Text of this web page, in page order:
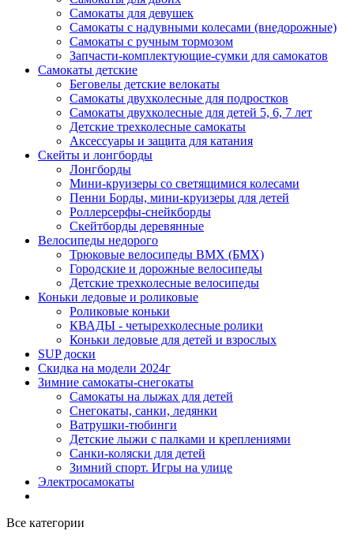
Самокаты для девушек
Самокаты с надувными колесами (внедорожные)
Самокаты с ручным тормозом
Запчасти-комплектующие-сумки для самокатов
Самокаты детские
Беговелы детские велокаты
Самокаты двухколесные для подростков
Самокаты двухколесные для детей 5, 6, 7 лет
Детские трехколесные самокаты
Аксессуары и защита для катания
Cкейты и лонгборды
Лонгборды
Мини-круизеры со светящимися колесами
Пенни Борды, мини-круизеры для детей
Роллерсерфы-снейкборды
Скейтборды деревянные
Велосипеды недорого
Трюковые велосипеды BMX (БМХ)
Городские и дорожные велосипеды
Детские трехколесные велосипеды
Коньки ледовые и роликовые
Роликовые коньки
КВАДЫ - четырехколесные ролики
Коньки ледовые для детей и взрослых
SUP доски
Скидка на модели 2024г
Зимние самокаты-снегокаты
Самокаты на лыжах для детей
Снегокаты, санки, ледянки
Ватрушки-тюбинги
Детские лыжи с палками и креплениями
Санки-коляски для детей
Зимний спорт. Игры на улице
Электросамокаты
Все категории